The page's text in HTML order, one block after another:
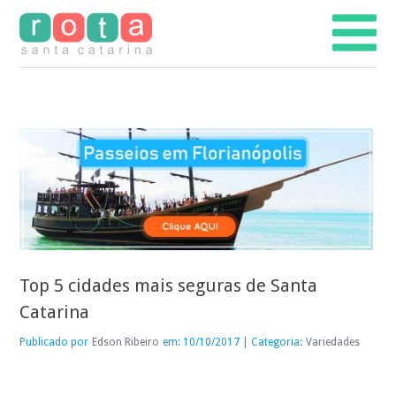
Top 5 cidades mais seguras de Santa
Catarina
Publicado por Edson Ribeiro em: 10/10/2017 | Categoria: Variedades